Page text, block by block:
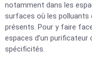
notamment dans les
surfaces où les
présents. Pour y faire
espaces d’un
spécificités.